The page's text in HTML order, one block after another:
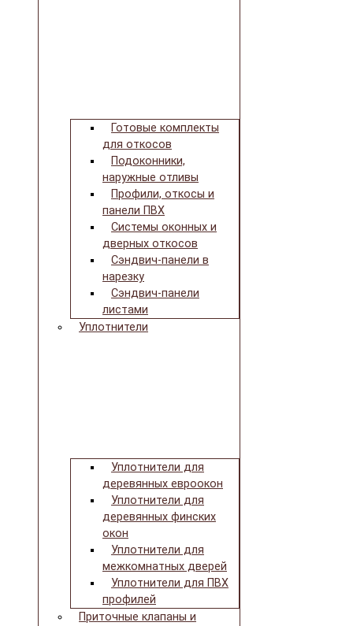
Готовые комплекты
для откосов
Подоконники,
наружные отливы
Профили, откосы и
панели ПВХ
Системы оконных и
дверных откосов
Сэндвич-панели в
нарезку
Сэндвич-панели
листами
Уплотнители
Уплотнители для
деревянных евроокон
Уплотнители для
деревянных финских
окон
Уплотнители для
межкомнатных дверей
Уплотнители для ПВХ
профилей
Приточные клапаны и